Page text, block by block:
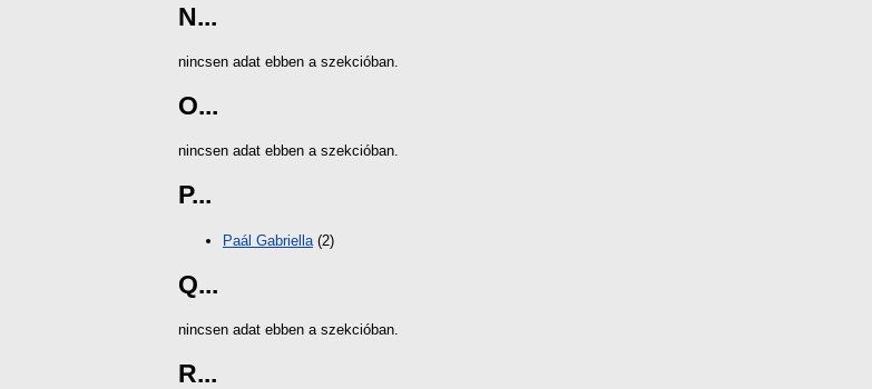
N...
nincsen adat ebben a szekcióban.
O...
nincsen adat ebben a szekcióban.
P...
Paál Gabriella (2)
Q...
nincsen adat ebben a szekcióban.
R...